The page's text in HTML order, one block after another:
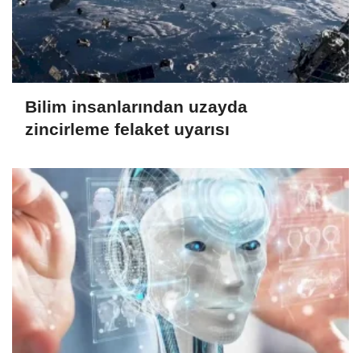
Bilim insanlarından uzayda
zincirleme felaket uyarısı